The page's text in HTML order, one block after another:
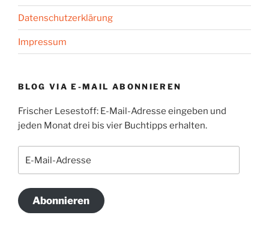
Datenschutzerklärung
Impressum
BLOG VIA E-MAIL ABONNIEREN
Frischer Lesestoff: E-Mail-Adresse eingeben und
jeden Monat drei bis vier Buchtipps erhalten.
Mail-
Abonnieren